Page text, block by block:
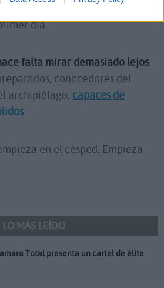
capaz de convencer al
día.
falta mirar demasiado lejos.
conocedores del
archipiélago, capaces de
.
en el césped. Empieza
LO MÁS LEÍDO
Total presenta un cartel de élite